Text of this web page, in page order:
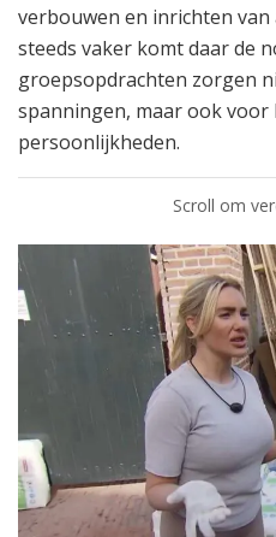
verbouwen en inrichten
steeds vaker komt daar de
groepsopdrachten zorgen
spanningen, maar ook voor
persoonlijkheden.
Scroll om